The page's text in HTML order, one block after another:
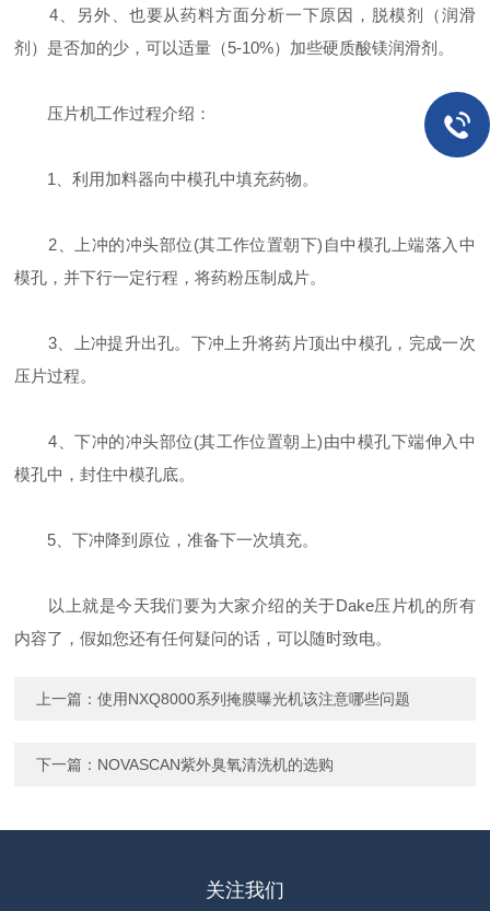
4、另外、也要从药料方面分析一下原因，脱模剂（润滑
剂）是否加的少，可以适量（5-10%）加些硬质酸镁润滑剂。
压片机工作过程介绍：
1、利用加料器向中模孔中填充药物。
2、上冲的冲头部位(其工作位置朝下)自中模孔上端落入中
模孔，并下行一定行程，将药粉压制成片。
3、上冲提升出孔。下冲上升将药片顶出中模孔，完成一次
压片过程。
4、下冲的冲头部位(其工作位置朝上)由中模孔下端伸入中
模孔中，封住中模孔底。
5、下冲降到原位，准备下一次填充。
以上就是今天我们要为大家介绍的关于Dake压片机的所有
内容了，假如您还有任何疑问的话，可以随时致电。
上一篇：使用NXQ8000系列掩膜曝光机该注意哪些问题
下一篇： NOVASCAN紫外臭氧清洗机的选购
关注我们